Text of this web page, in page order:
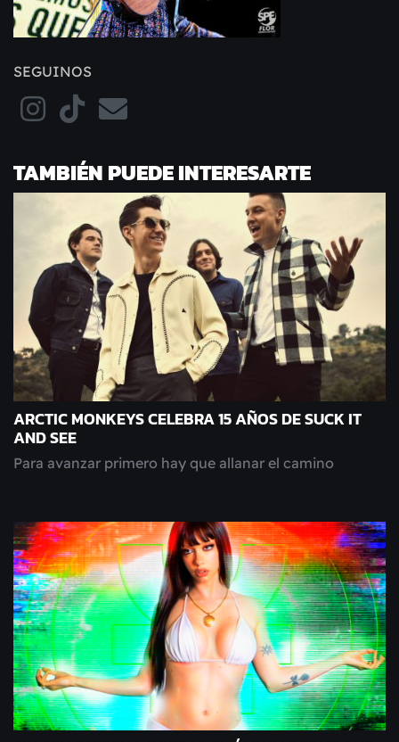
SEGUINOS
TAMBIÉN PUEDE INTERESARTE
ARCTIC MONKEYS CELEBRA 15 AÑOS DE SUCK IT
AND SEE
Para avanzar primero hay que allanar el camino